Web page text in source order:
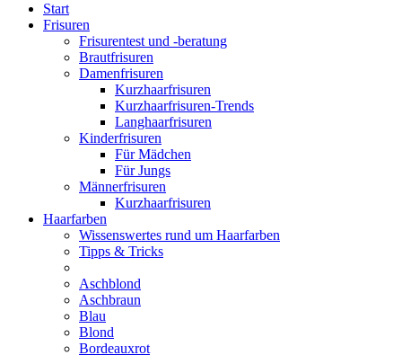
Start
Frisuren
Frisurentest und -beratung
Brautfrisuren
Damenfrisuren
Kurzhaarfrisuren
Kurzhaarfrisuren-Trends
Langhaarfrisuren
Kinderfrisuren
Für Mädchen
Für Jungs
Männerfrisuren
Kurzhaarfrisuren
Haarfarben
Wissenswertes rund um Haarfarben
Tipps & Tricks
Aschblond
Aschbraun
Blau
Blond
Bordeauxrot